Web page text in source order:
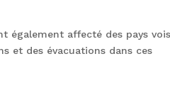
également affecté des pays
et des évacuations dans ces